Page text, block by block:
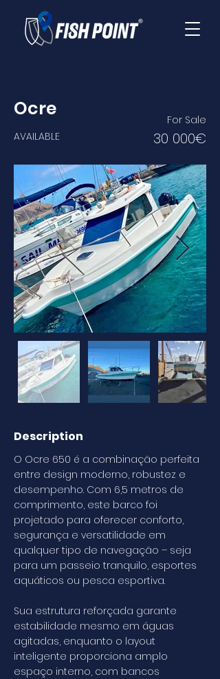
Ocre
For Sale
AVAILABLE
30 000€
Description
O Ocre 650 é a combinação perfeita
entre design moderno, robustez e
desempenho. Com 6,5 metros de
comprimento, este barco foi
projetado para oferecer conforto,
segurança e versatilidade em
qualquer tipo de navegação – seja
para um passeio tranquilo, esportes
aquáticos ou pesca esportiva.
Sua estrutura reforçada garante
estabilidade mesmo em águas
agitadas, enquanto o layout
inteligente proporciona amplo
espaço interno, com bancos